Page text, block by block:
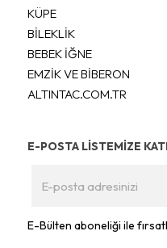
KÜPE
BİLEKLİK
BEBEK İĞNE
EMZİK VE BİBERON
ALTINTAC.COM.TR
E-POSTA LİSTEMİZE
E-Bülten aboneliği ile